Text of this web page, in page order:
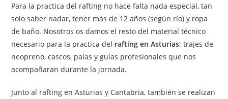
Para la practica del rafting no hace falta nada especial, tan
solo saber nadar, tener más de 12 años (según río) y ropa
de baño. Nosotros os damos el resto del material técnico
necesario para la practica del rafting en Asturias: trajes de
neopreno, cascos, palas y guías profesionales que nos
acompañaran durante la jornada.
Junto al rafting en Asturias y Cantabria, también se realizan